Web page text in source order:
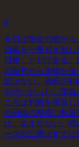
0
今日は閉架の棚から
日帳を一冊引き出
日帳」とだけある
の断片から糸物を扱
証はない。表紙の和
不均一だった。湿気
ころは判断を保留
の日帳の整理に数週
は、あまりない。棚
ーズの二冊はすでに